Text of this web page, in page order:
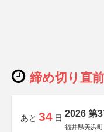
締め切り直
あと 34 日 2026 第
福井県美浜